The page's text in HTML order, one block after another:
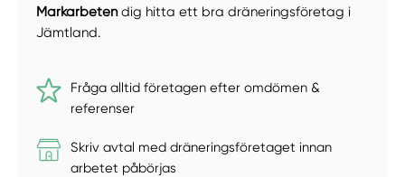
Markarbetendig hitta ett bra dräneringsföretag i
Jämtland.
Fråga alltid företagen efter omdömen &
referenser
Skriv avtal med dräneringsföretaget innan
arbetet påbörjas